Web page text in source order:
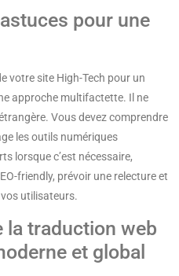
pour une
votre site High-Tech pour un
approche multifactette. Il ne
Vous devez comprendre
les outils numériques
lorsque c’est nécessaire,
friendly, prévoir une relecture et
utilisateurs.
la traduction web
et global